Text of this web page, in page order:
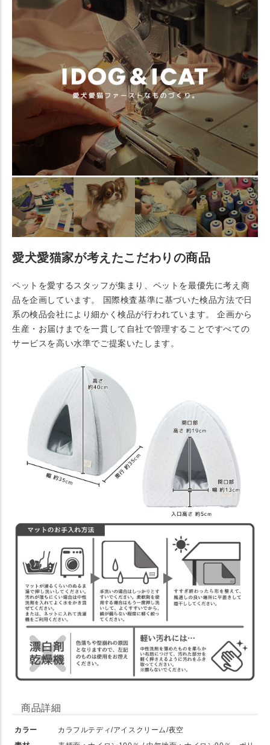
愛犬愛猫家が考えたこだわりの商品
ペットを愛するスタッフが集まり、ペットを最優先に考え商
品を企画しています。 国際検査基準に基づいた検品方法で日
系の検品会社により細かく検品が行われています。 企画から
生産・お届けまでを一貫して自社で管理することですべての
サービスを高い水準でご提案いたします。
商品詳細
カラー
カラフルテディ/アイスクリーム/夜空